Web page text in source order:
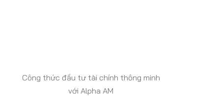
Công thức đầu tư tài chính thông minh
với Alpha AM